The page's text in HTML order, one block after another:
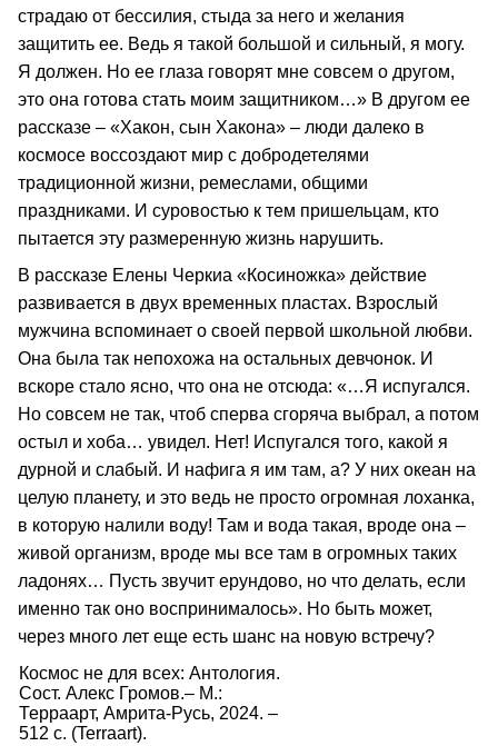
страдаю от бессилия, стыда за него и желания
защитить ее. Ведь я такой большой и сильный, я могу.
Я должен. Но ее глаза говорят мне совсем о другом,
это она готова стать моим защитником…» В другом ее
рассказе – «Хакон, сын Хакона» – люди далеко в
космосе воссоздают мир с добродетелями
традиционной жизни, ремеслами, общими
праздниками. И суровостью к тем пришельцам, кто
пытается эту размеренную жизнь нарушить.
В рассказе Елены Черкиа «Косиножка» действие
развивается в двух временных пластах. Взрослый
мужчина вспоминает о своей первой школьной любви.
Она была так непохожа на остальных девчонок. И
вскоре стало ясно, что она не отсюда: «…Я испугался.
Но совсем не так, чтоб сперва сгоряча выбрал, а потом
остыл и хоба… увидел. Нет! Испугался того, какой я
дурной и слабый. И нафига я им там, а? У них океан на
целую планету, и это ведь не просто огромная лоханка,
в которую налили воду! Там и вода такая, вроде она –
живой организм, вроде мы все там в огромных таких
ладонях… Пусть звучит ерундово, но что делать, если
именно так оно воспринималось». Но быть может,
через много лет еще есть шанс на новую встречу?
Космос не для всех: Антология.
Сост. Алекс Громов.– М.:
Терраарт, Амрита-Русь, 2024. –
512 с. (Terraart).